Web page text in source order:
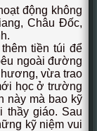
động không
Châu Đốc,
tiền túi để
ngoài đường
hương, vừa trao
học ở trường
này mà bao kỹ
thầy giáo. Sau
kỹ niệm vui